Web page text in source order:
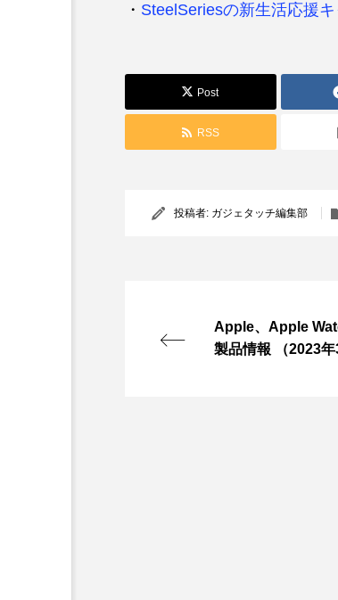
・ SteelSeriesの新生活応援
Post
RSS
投稿者: ガジェタッチ編集部
Apple、Apple
製品情報 （2023